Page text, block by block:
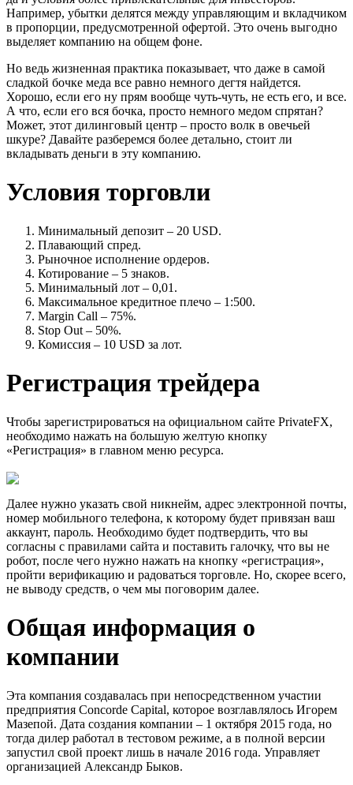
Например, убытки делятся между управляющим и вкладчиком
в пропорции, предусмотренной офертой. Это очень выгодно
выделяет компанию на общем фоне.
Но ведь жизненная практика показывает, что даже в самой
сладкой бочке меда все равно немного дегтя найдется.
Хорошо, если его ну прям вообще чуть-чуть, не есть его, и все.
А что, если его вся бочка, просто немного медом спрятан?
Может, этот дилинговый центр – просто волк в овечьей
шкуре? Давайте разберемся более детально, стоит ли
вкладывать деньги в эту компанию.
Условия торговли
Минимальный депозит – 20 USD.
Плавающий спред.
Рыночное исполнение ордеров.
Котирование – 5 знаков.
Минимальный лот – 0,01.
Максимальное кредитное плечо – 1:500.
Margin Call – 75%.
Stop Out – 50%.
Комиссия – 10 USD за лот.
Регистрация трейдера
Чтобы зарегистрироваться на официальном сайте PrivateFX,
необходимо нажать на большую желтую кнопку
«Регистрация» в главном меню ресурса.
Далее нужно указать свой никнейм, адрес электронной почты,
номер мобильного телефона, к которому будет привязан ваш
аккаунт, пароль. Необходимо будет подтвердить, что вы
согласны с правилами сайта и поставить галочку, что вы не
робот, после чего нужно нажать на кнопку «регистрация»,
пройти верификацию и радоваться торговле. Но, скорее всего,
не выводу средств, о чем мы поговорим далее.
Общая информация о
компании
Эта компания создавалась при непосредственном участии
предприятия Concorde Capital, которое возглавлялось Игорем
Мазепой. Дата создания компании – 1 октября 2015 года, но
тогда дилер работал в тестовом режиме, а в полной версии
запустил свой проект лишь в начале 2016 года. Управляет
организацией Александр Быков.